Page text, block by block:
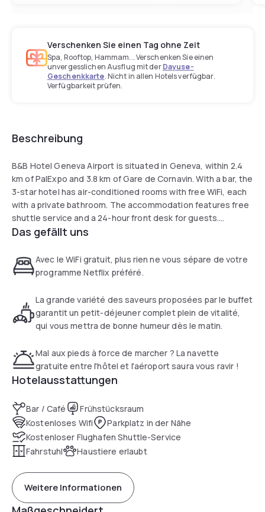
Verschenken Sie einen Tag ohne Zeit
Spa, Rooftop, Hammam... Verschenken Sie einen
unvergesslichen Ausflug mit derDayuse-
Geschenkkarte. Nicht in allen Hotels verfügbar.
Verfügbarkeit prüfen.
Beschreibung
B&B Hotel Geneva Airport is situated in Geneva, within 2.4
km of PalExpo and 3.8 km of Gare de Cornavin. With a bar, the
3-star hotel has air-conditioned rooms with free WiFi, each
with a private bathroom. The accommodation features free
shuttle service and a 24-hour front desk for guests.
Geneva Airport are fitted with a flat-screen TV and a
hairdryer.
A continental, halal or gluten-free breakfast is available each
morning at the property.
Das gefällt uns
Avec le WiFi gratuit, plus rien ne vous sépare de votre
programme Netflix préféré.
La grande variété des saveurs proposées par le buffet
garantit un petit-déjeuner complet plein de vitalité,
qui vous mettra de bonne humeur dès le matin.
Mal aux pieds à force de marcher ? La navette
gratuite entre l'hôtel et l'aéroport saura vous ravir !
Hotelausstattungen
Bar / Café
Frühstücksraum
Kostenloses Wifi
Parkplatz in der Nähe
Kostenloser Flughafen Shuttle-Service
Fahrstuhl
Haustiere erlaubt
Weitere Informationen